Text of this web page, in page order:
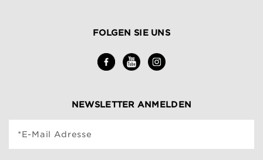
FOLGEN SIE UNS
NEWSLETTER ANMELDEN
*E-Mail Adresse